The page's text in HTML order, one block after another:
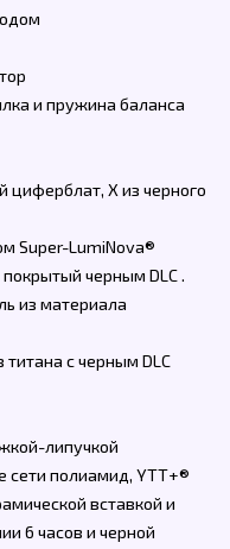
и пружина баланса
циферблат, X из черного
Super-LumiNova®
черным DLC .
из материала
с черным DLC
липучкой
сети полиамид, YTT+®
вставкой и
6 часов и черной